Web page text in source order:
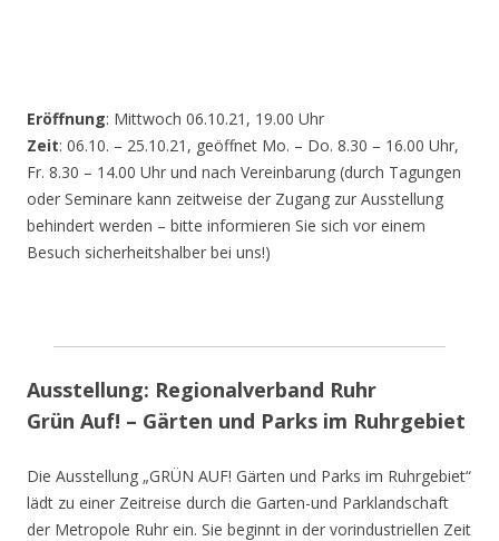
Eröffnung: Mittwoch 06.10.21, 19.00 Uhr
Zeit: 06.10. – 25.10.21, geöffnet Mo. – Do. 8.30 – 16.00 Uhr,
Fr. 8.30 – 14.00 Uhr und nach Vereinbarung (durch Tagungen
oder Seminare kann zeitweise der Zugang zur Ausstellung
behindert werden – bitte informieren Sie sich vor einem
Besuch sicherheitshalber bei uns!)
Ausstellung: Regionalverband Ruhr
Grün Auf! – Gärten und Parks im Ruhrgebiet
Die Ausstellung „GRÜN AUF! Gärten und Parks im Ruhrgebiet“
lädt zu einer Zeitreise durch die Garten-und Parklandschaft
der Metropole Ruhr ein. Sie beginnt in der vorindustriellen Zeit